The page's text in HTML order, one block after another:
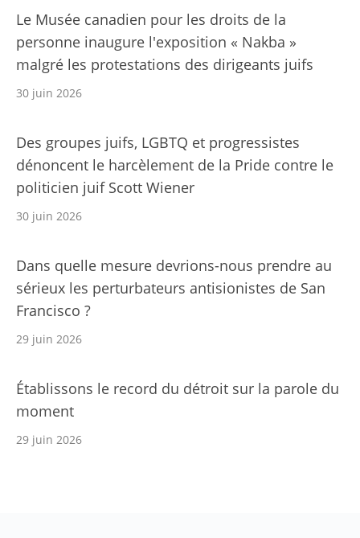
Le Musée canadien pour les droits de la
personne inaugure l'exposition « Nakba »
malgré les protestations des dirigeants juifs
30 juin 2026
Des groupes juifs, LGBTQ et progressistes
dénoncent le harcèlement de la Pride contre le
politicien juif Scott Wiener
30 juin 2026
Dans quelle mesure devrions-nous prendre au
sérieux les perturbateurs antisionistes de San
Francisco ?
29 juin 2026
Établissons le record du détroit sur la parole du
moment
29 juin 2026